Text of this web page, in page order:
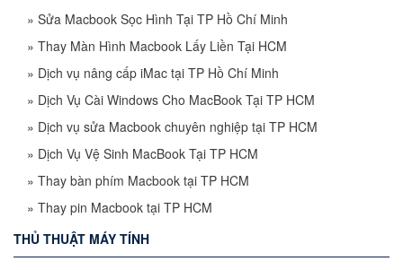
» Sửa Macbook Sọc Hình Tại TP Hồ Chí Minh
» Thay Màn Hình Macbook Lấy Liền Tại HCM
» Dịch vụ nâng cấp iMac tại TP Hồ Chí Minh
» Dịch Vụ Cài Windows Cho MacBook Tại TP HCM
» Dịch vụ sửa Macbook chuyên nghiệp tại TP HCM
» Dịch Vụ Vệ Sinh MacBook Tại TP HCM
» Thay bàn phím Macbook tại TP HCM
» Thay pin Macbook tại TP HCM
THỦ THUẬT MÁY TÍNH